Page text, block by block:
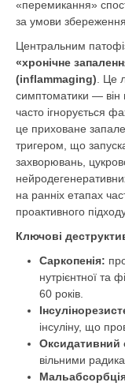
«перемикання»
за умови збереження
Центральним
«хронічне
(inflammaging) . Це
симптоматики — він
часто ігнорується
це приховане
тригером, що
захворювань,
на ранніх етапах
проактивного
Ключові
Саркопенія:
нутрієнтної та
60 років.
інсуліну, що
Оксидативний
вільними